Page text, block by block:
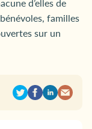
familles
sur un